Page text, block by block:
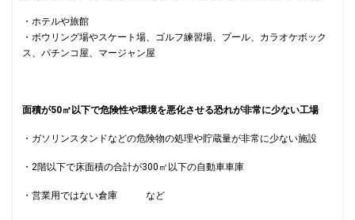
・ホテルや旅館
・ボウリング場やスケート場、ゴルフ練習場、プール、カラオケボック
ス、パチンコ屋、マージャン屋
面積が50㎡以下で危険性や環境を悪化させる恐れが非常に少ない工場
・ガソリンスタンドなどの危険物の処理や貯蔵量が非常に少ない施設
・2階以下で床面積の合計が300㎡以下の自動車車庫
・営業用ではない倉庫 など